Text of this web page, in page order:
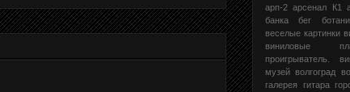
арп-2 арсенал К1
банка
бег
веселые картинки
виниловые
проигрыватель.
музей волгоград
галерея
гитара